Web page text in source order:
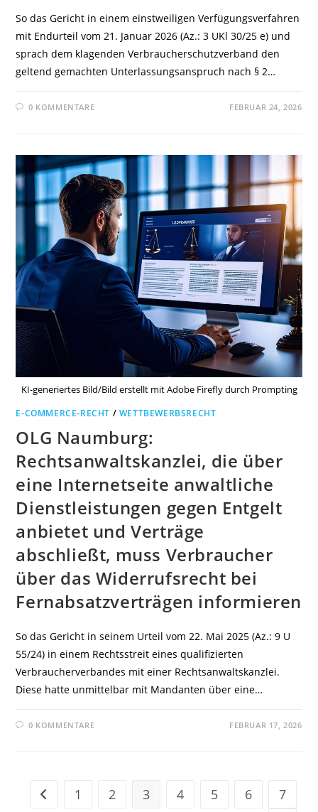
So das Gericht in einem einstweiligen Verfügungsverfahren
mit Endurteil vom 21. Januar 2026 (Az.: 3 UKl 30/25 e) und
sprach dem klagenden Verbraucherschutzverband den
geltend gemachten Unterlassungsanspruch nach § 2…
0 KOMMENTARE FEBRUAR 24, 2026
KI-generiertes Bild/Bild erstellt mit Adobe Firefly durch Prompting
E-COMMERCE-RECHT / WETTBEWERBSRECHT
OLG Naumburg:
Rechtsanwaltskanzlei, die über
eine Internetseite anwaltliche
Dienstleistungen gegen Entgelt
anbietet und Verträge
abschließt, muss Verbraucher
über das Widerrufsrecht bei
Fernabsatzverträgen informieren
So das Gericht in seinem Urteil vom 22. Mai 2025 (Az.: 9 U
55/24) in einem Rechtsstreit eines qualifizierten
Verbraucherverbandes mit einer Rechtsanwaltskanzlei.
Diese hatte unmittelbar mit Mandanten über eine…
0 KOMMENTARE FEBRUAR 17, 2026
Zur vorherigen Seite
1 2 3 4 5 6 7